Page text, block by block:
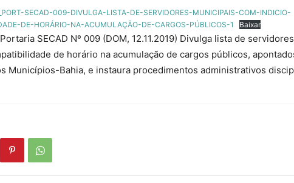
SECAD-009-DIVULGA-LISTA-DE-SERVIDORES-MUNICIPAIS-COM-INDICIO-
DE-HORÁRIO-NA-ACUMULAÇÃO-DE-CARGOS-PÚBLICOS-1
Baixar
SECAD Nº 009 (DOM, 12.11.2019) Divulga lista de
de horário na acumulação de cargos públicos,
Municípios-Bahia, e instaura procedimentos administrativos